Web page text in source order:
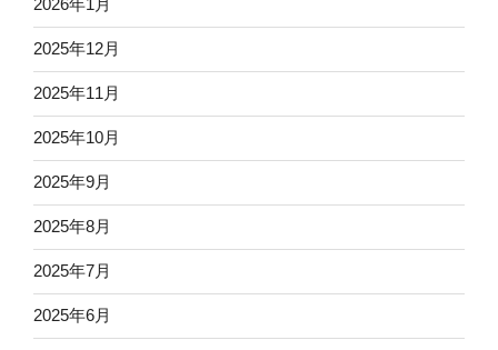
2026年1月
2025年12月
2025年11月
2025年10月
2025年9月
2025年8月
2025年7月
2025年6月